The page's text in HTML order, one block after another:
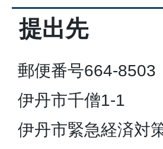
提出先
郵便番号664-8503
伊丹市千僧1-1
伊丹市緊急経済対